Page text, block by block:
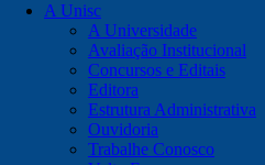
A Unisc
A Universidade
Avaliação Institucional
Concursos e Editais
Editora
Estrutura Administrativa
Ouvidoria
Trabalhe Conosco